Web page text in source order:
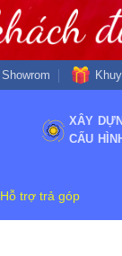
Showrom
XÂY
CẤU
Hỗ trợ trả góp